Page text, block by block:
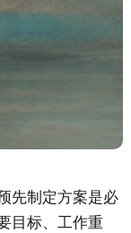
先制定方案是必
目标、工作重